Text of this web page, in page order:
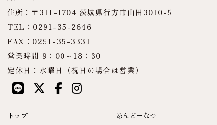
住所：〒311-1704 茨城県行方市山田3010-5
TEL：0291-35-2646
FAX：0291-35-3331
営業時間 9：00～18：30
定休日：水曜日（祝日の場合は営業）
トップ あんどーなつ